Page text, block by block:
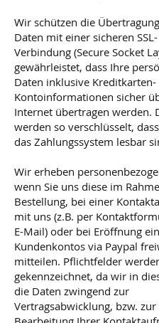
Wir schützen die
Daten mit einer sicheren SSL-
Verbindung (Secure Socket
gewährleistet, dass Ihre
Daten inklusive Kreditkarten-
Kontoinformationen sicher
Internet übertragen werden.
werden so verschlüsselt,
das Zahlungssystem lesbar
Wir erheben
wenn Sie uns diese im
Bestellung, bei einer
mit uns (z.B. per
E-Mail) oder bei Eröffnung
Kundenkontos via Paypal
mitteilen. Pflichtfelder
gekennzeichnet, da wir in
die Daten zwingend zur
Vertragsabwicklung, bzw. zur